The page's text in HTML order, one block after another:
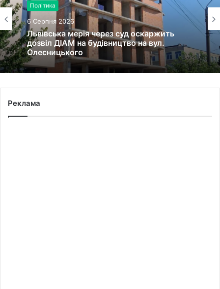
Політика
6 Серпня 2026
Львівська мерія через суд оскаржить
дозвіл ДІАМ на будівництво на вул.
Олесницького
Реклама